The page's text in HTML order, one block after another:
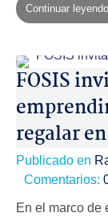
Continuar leyendo
FOSIS
regalar
Publicado en
Comentarios:
En el marco de